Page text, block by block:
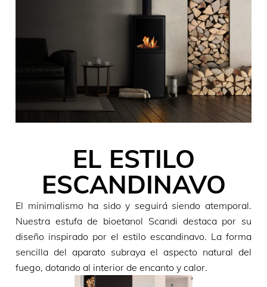
EL ESTILO
ESCANDINAVO
El minimalismo ha sido y seguirá siendo atemporal.
Nuestra estufa de bioetanol Scandi destaca por su
diseño inspirado por el estilo escandinavo. La forma
sencilla del aparato subraya el aspecto natural del
fuego, dotando al interior de encanto y calor.